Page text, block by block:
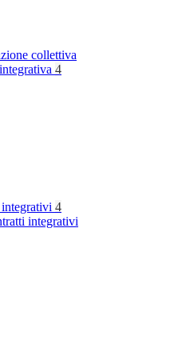
collettiva
4
4
integrativi